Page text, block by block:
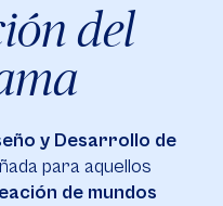
del
y Desarrollo de
para aquellos
de mundos